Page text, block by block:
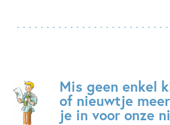
Mis geen enkel
of nieuwtje
je in voor onze